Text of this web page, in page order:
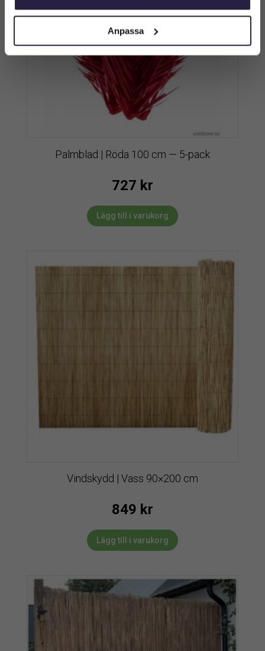
Anpassa
Palmblad | Röda 100 cm — 5-pack
727 kr
Lägg till i varukorg
Vindskydd | Vass 90×200 cm
849 kr
Lägg till i varukorg